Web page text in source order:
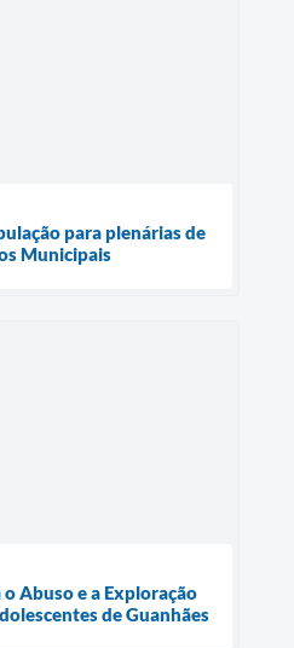
para plenárias de
Municipais
Abuso e a Exploração
de Guanhães